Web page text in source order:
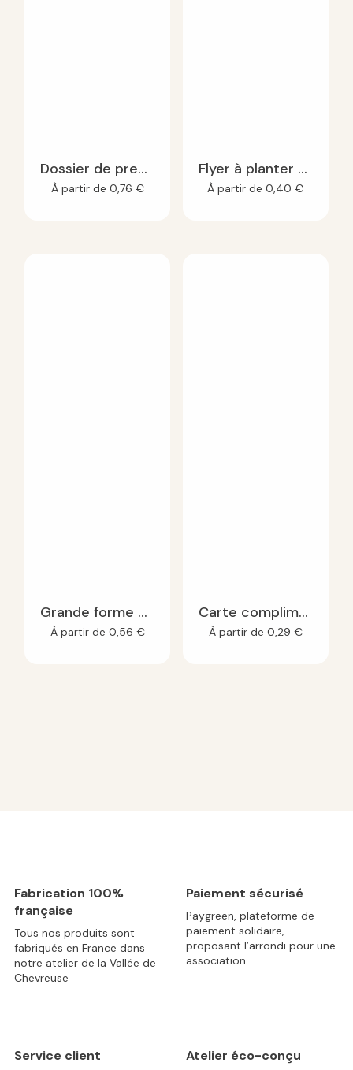
Dossier de presse A4 à planter
À partir de 0,76 €
Flyer à planter A5
À partir de0,40€
Grande forme de découpe à planter
À partir de 0,56 €
Carte compliment à planter
À partir de 0,29 €
Fabrication 100%
française
Tous nos produits sont
fabriqués en France dans
notre atelier de la Vallée de
Chevreuse
Paiement sécurisé
Paygreen, plateforme de
paiement solidaire,
proposant l’arrondi pour une
association.
Service client Atelier éco-conçu